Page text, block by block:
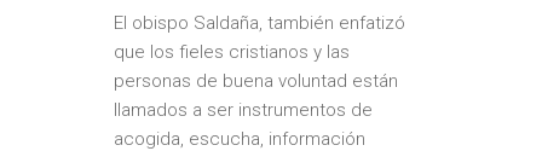
El obispo Saldaña, también enfatizó
que los fieles cristianos y las
personas de buena voluntad están
llamados a ser instrumentos de
acogida, escucha, información